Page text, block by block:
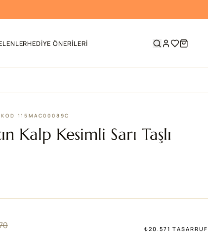
HEDIYE ÖNERILERI
115MAC00089C
Kalp Kesimli Sarı Taşlı
₺20.571 TASARRUF